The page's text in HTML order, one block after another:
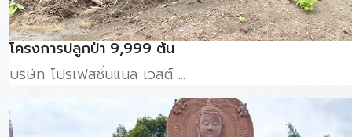
โครงการปลูกป่า 9,999 ต้น
บริษัท โปรเฟสชั่นแนล เวสต์ ...